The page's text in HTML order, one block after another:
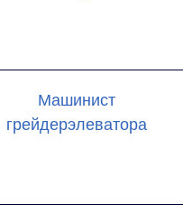
Машинист
грейдерэлеватора